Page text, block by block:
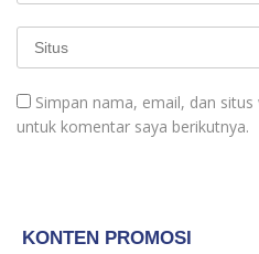
Simpan nama, email, dan
untuk komentar saya berikutnya.